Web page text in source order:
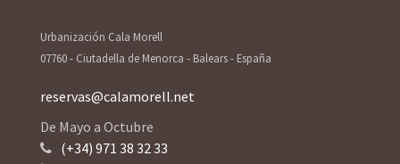
Urbanización Cala Morell
07760 - Ciutadella de Menorca - Balears - España
reservas@calamorell.net
De Mayo a Octubre
(+34) 971 38 32 33